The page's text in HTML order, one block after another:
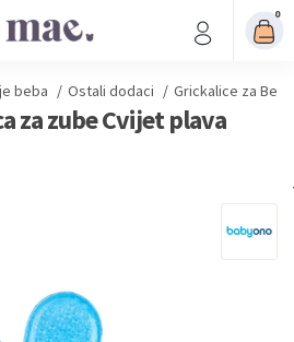
0
beba / Ostali dodaci / Grickalice za Bebe
za zube Cvijet plava